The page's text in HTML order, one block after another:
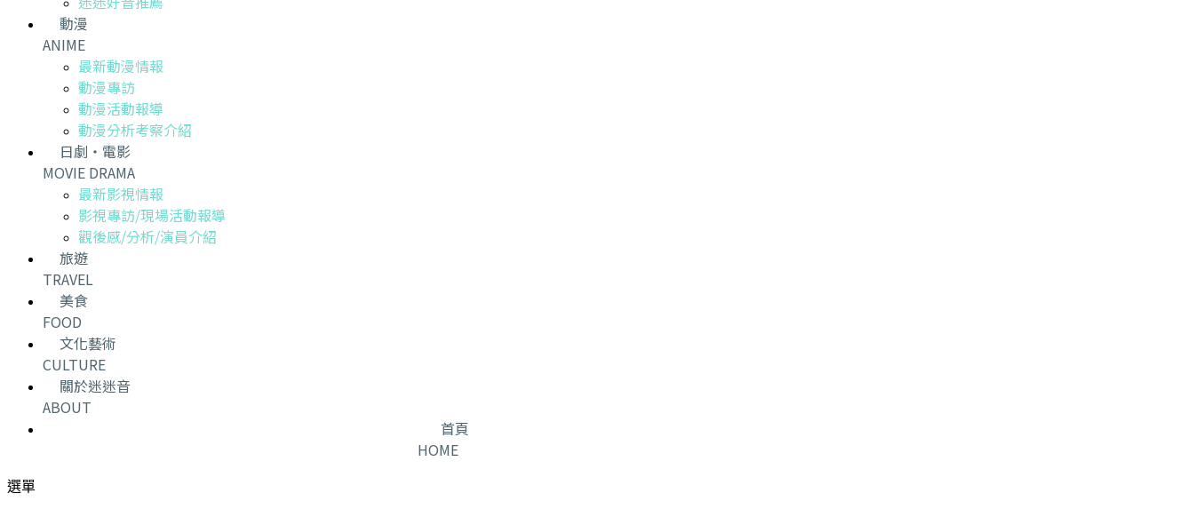
動漫
ANIME
最新動漫情報
動漫專訪
動漫活動報導
動漫分析考察介紹
日劇・電影
MOVIE DRAMA
最新影視情報
影視專訪/現場活動報導
觀後感/分析/演員介紹
旅遊
TRAVEL
美食
FOOD
文化藝術
CULTURE
關於迷迷音
ABOUT
首頁
HOME
選單